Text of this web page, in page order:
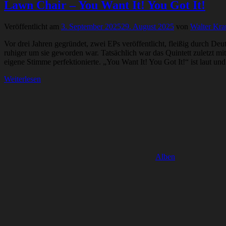
Lawn Chair – You Want It! You Got It!
Veröffentlicht am 3. September 202529. August 2025 von Walter
Vor drei Jahren gegründet, zwei EPs veröffentlicht, fleißig durch
ruhiger um sie geworden war. Tatsächlich war das Quintett zuletzt
eigene Stimme perfektionierte. „You Want It! You Got It!“ ist laut
Weiterlesen
Alben